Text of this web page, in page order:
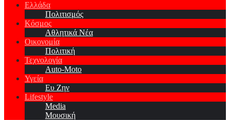
Ελλάδα
Πολιτισμός
Κόσμος
Αθλητικά Νέα
Οικονομία
Πολιτική
Τεχνολογία
Auto-Moto
Υγεία
Ευ Ζην
Lifestyle
Media
Μουσική